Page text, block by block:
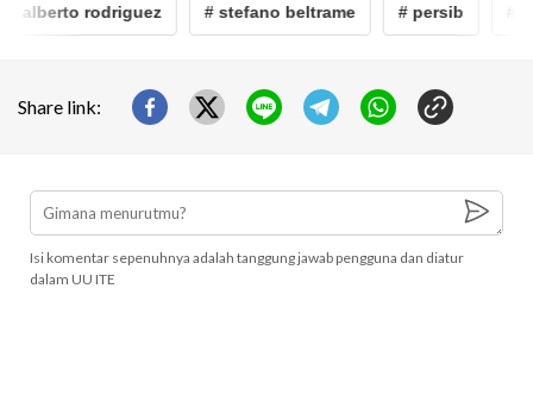
alberto rodriguez # stefano beltrame # persib
Share link:
Isi komentar sepenuhnya adalah tanggung jawab pengguna dan diatur
dalam UU ITE